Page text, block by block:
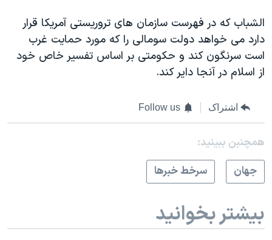
الشباب که در فهرست سازمان های تروریستی آمریکا قرار
دارد می خواهد دولت سومالی را که مورد حمایت غرب
است سرنگون کند و حکومتی بر اساس تفسیر خاص خود
از اسلام در آنجا دایر کند.
اشتراک Follow us
همچنبن ببینید:
جهان
سرخط خبرها
بیشتر بخوانید